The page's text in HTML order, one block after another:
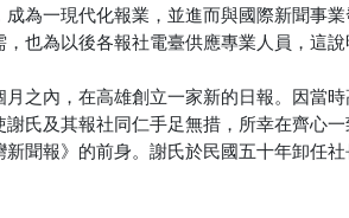
為一現代化報業，並進而與國際新聞事
也為以後各報社電臺供應專業人員，這
之內，在高雄創立一家新的日報。因當
氏及其報社同仁手足無措，所幸在齊心
聞報》的前身。謝氏於民國五十年卸任